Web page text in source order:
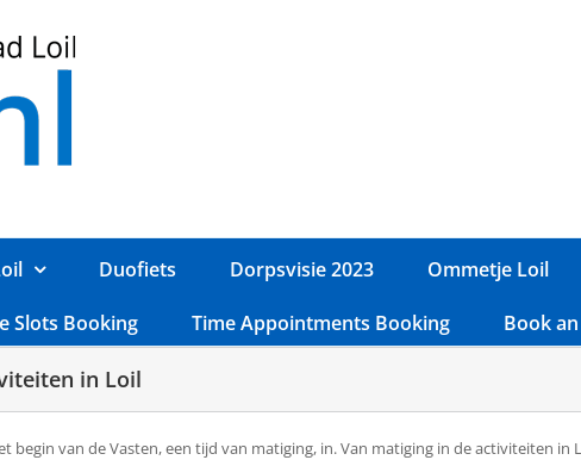
Duofiets Dorpsvisie 2023 Ommetje Loil
Slots Booking Time Appointments Booking Book
in Loil
van de Vasten, een tijd van matiging, in. Van matiging in de activiteiten in